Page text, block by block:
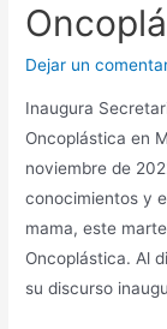
Dejar un
Inaugura
Oncoplástica en
noviembre de
conocimientos y
mama, este
Oncoplástica. Al
su discurso